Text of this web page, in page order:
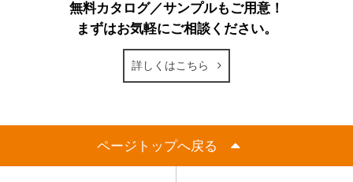
無料カタログ／サンプルもご用意！
まずはお気軽にご相談ください。
詳しくはこちら
ページトップへ戻る